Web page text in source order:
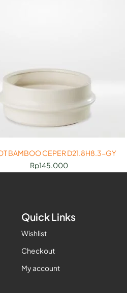
BAMBOO CEPER D21.8H8.3-GY
Rp145.000
Quick Links
Wishlist
Checkout
My account